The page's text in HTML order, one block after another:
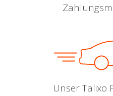
Unser Talixo